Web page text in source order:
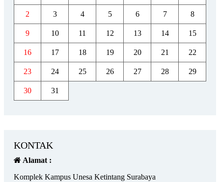
2 3 4 5 6 7 8
9 10 11 12 13 14 15
16 17 18 19 20 21 22
23 24 25 26 27 28 29
30 31
KONTAK
Alamat :
Komplek Kampus Unesa Ketintang Surabaya